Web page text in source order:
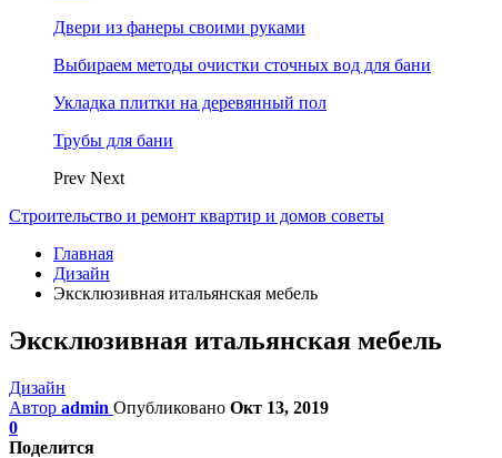
Двери из фанеры своими руками
Выбираем методы очистки сточных вод для бани
Укладка плитки на деревянный пол
Трубы для бани
Prev Next
Строительство и ремонт квартир и домов советы
Главная
Дизайн
Эксклюзивная итальянская мебель
Эксклюзивная итальянская мебель
Дизайн
Автор admin Опубликовано Окт 13, 2019
0
Поделится